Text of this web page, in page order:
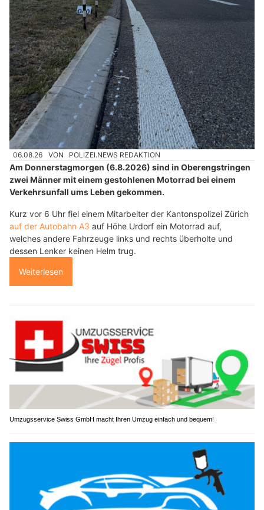
06.08.26 VON POLIZEI.NEWS REDAKTION
Am Donnerstagmorgen (6.8.2026) sind in Oberengstringen
zwei Männer mit einem gestohlenen Motorrad bei einem
Verkehrsunfall ums Leben gekommen.
Kurz vor 6 Uhr fiel einem Mitarbeiter der Kantonspolizei Zürich
auf der Autobahn A3 auf Höhe Urdorf ein Motorrad auf,
welches andere Fahrzeuge links und rechts überholte und
dessen Lenker keinen Helm trug.
Weiterlesen
Umzugsservice Swiss GmbH macht Ihren Umzug einfach und bequem!